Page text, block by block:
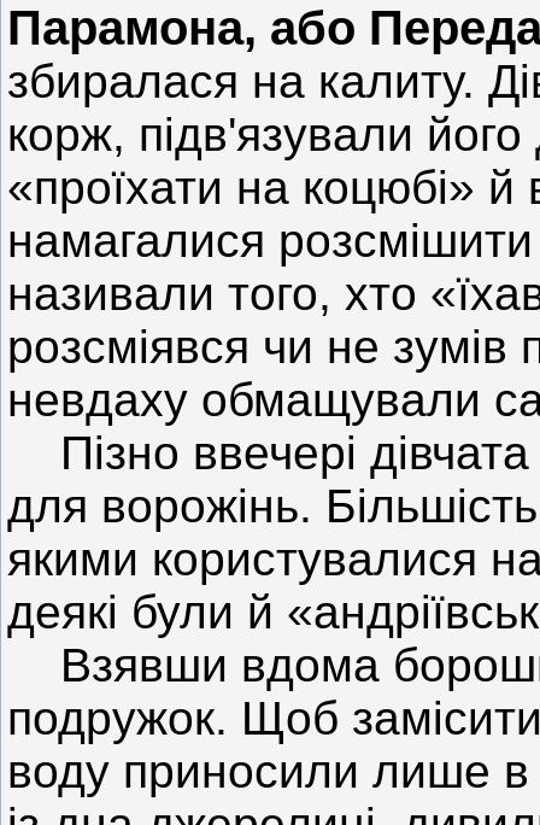
Парамона, або
збиралася на калиту.
корж, підв'язували
«проїхати на коцюбі» й
намагалися
називали того, хто
розсміявся чи не
невдаху обмащували
Пізно ввечері
для ворожінь.
якими користувалися
деякі були й
Взявши вдома
подружок. Щоб
воду приносили лише